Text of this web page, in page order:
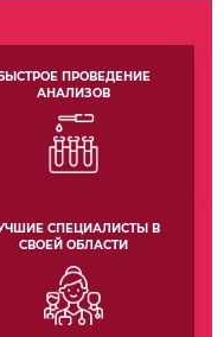
ПРОВЕДЕНИЕ
АНАЛИЗОВ
СПЕЦИАЛИСТЫ В
СВОЕЙ ОБЛАСТИ